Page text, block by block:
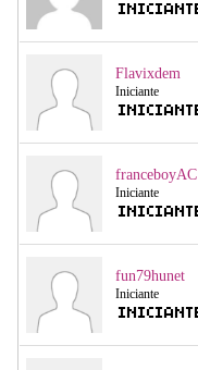
Flavixdem
Iniciante
franceboyAC
Iniciante
fun79hunet
Iniciante